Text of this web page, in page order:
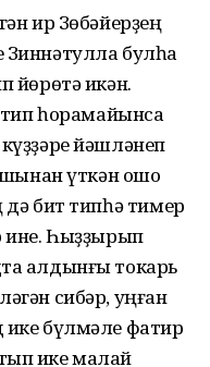
ир Зөбәйерҙең
булһа
йөрөтә икән.
тип һорамайынса
йәшләнеп
үткән ошо
дә бит типһә тимер
ине. Һыҙҙырып
алдынғы токарь
сибәр, уңған
ике бүлмәле фатир
ике малай